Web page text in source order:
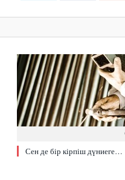
Сен де бір кірпіш дүниеге…